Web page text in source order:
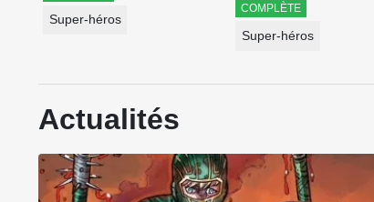
Super-héros
COMPLÈTE
Super-héros
Actualités